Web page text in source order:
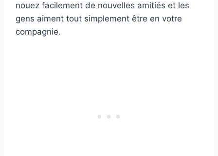
nouez facilement de nouvelles amitiés et les
gens aiment tout simplement être en votre
compagnie.